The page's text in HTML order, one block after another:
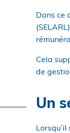
Dans ce
Cela
de
Un